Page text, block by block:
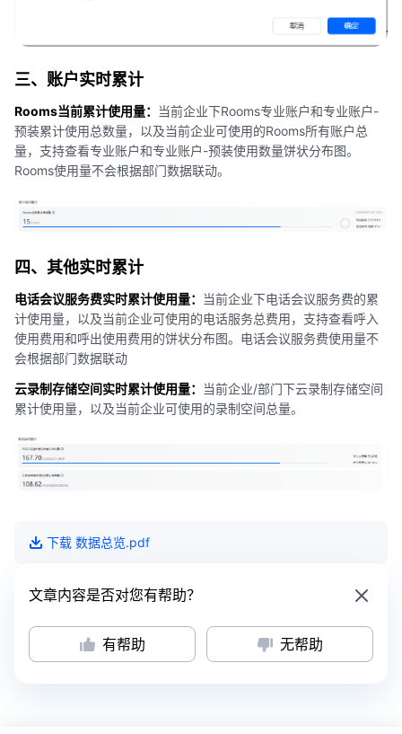
三、 账户实时累计
Rooms当前累计使用量：
当前企业下Rooms专业账户和专业账户-
预装累计使用总数量，以及当前企业可使用的Rooms所有账户总
量，支持查看专业账户和专业账户-预装使用数量饼状分布图。
Rooms使用量不会根据部门数据联动。
四、 其他实时累计
电话会议服务费实时累计使用量：
当前企业下电话会议服务费的累
计使用量，以及当前企业可使用的电话服务总费用，支持查看呼入
使用费用和呼出使用费用的饼状分布图。电话会议服务费使用量不
会根据部门数据联动
云录制存储空间实时累计使用量：
当前企业/部门下云录制存储空间
累计使用量，以及当前企业可使用的录制空间总量。
下载 数据总览.pdf
文章内容是否对您有帮助？
有帮助 无帮助